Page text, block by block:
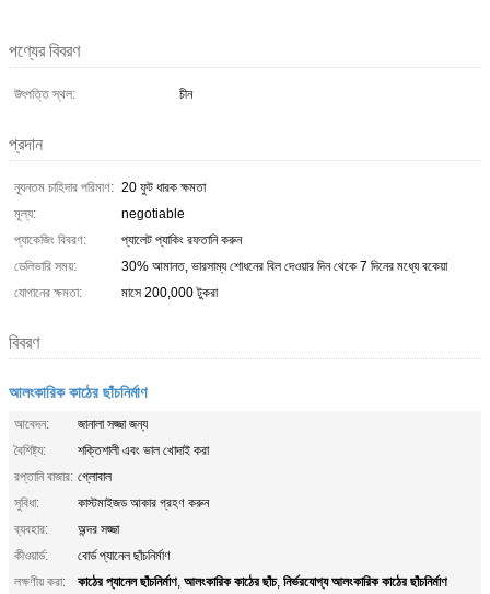
পণ্যের বিবরণ
উৎপত্তি স্থল: চীন
প্রদান
ন্যূনতম চাহিদার পরিমাণ: 20 ফুট ধারক ক্ষমতা
মূল্য:
negotiable
প্যাকেজিং বিবরণ:
প্যালেট প্যাকিং রফতানি করুন
ডেলিভারি সময়:
30% আমানত, ভারসাম্য শোধনের বিল দেওয়ার দিন থেকে 7 দিনের মধ্যে বকেয়া
যোগানের ক্ষমতা:
মাসে 200,000 টুকরা
বিবরণ
আলংকারিক কাঠের ছাঁচনির্মাণ
আবেদন:
জানালা সজ্জা জন্য
বৈশিষ্ট্য:
শক্তিশালী এবং ভাল খোদাই করা
রপ্তানি বাজার: গ্লোবাল
সুবিধা:
কাস্টমাইজড আকার গ্রহণ করুন
ব্যবহার:
অন্দর সজ্জা
কীওয়ার্ড:
বোর্ড প্যানেল ছাঁচনির্মাণ
লক্ষণীয় করা:
কাঠের প্যানেল ছাঁচনির্মাণ, আলংকারিক কাঠের ছাঁচ, নির্ভরযোগ্য আলংকারিক কাঠের ছাঁচনির্মাণ